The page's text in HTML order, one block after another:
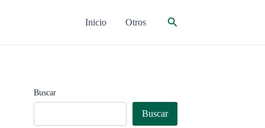
Inicio Otros Buscar
Buscar
Buscar